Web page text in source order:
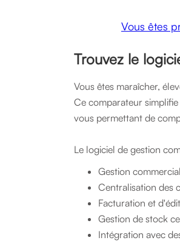
Vous êtes
Trouvez le
Vous êtes maraîcher,
Ce comparateur
vous permettant de
Le logiciel de gestion
Gestion
Centralisation des
Facturation et
Gestion de stock
Intégration avec